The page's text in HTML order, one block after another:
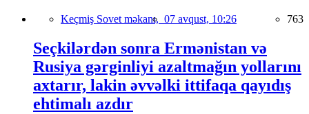
Keçmiş Sovet məkanı, 07 avqust, 10:26 763
Seçkilərdən sonra Ermənistan və
Rusiya gərginliyi azaltmağın yollarını
axtarır, lakin əvvəlki ittifaqa qayıdış
ehtimalı azdır